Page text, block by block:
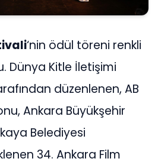
‘nin ödül töreni renkli
Dünya Kitle İletişimi
düzenlenen, AB
Ankara Büyükşehir
Belediyesi
34. Ankara Film